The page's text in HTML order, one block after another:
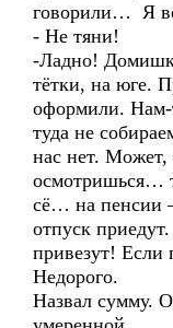
говорили… Я
- Не тяни!
-Ладно!
тётки, на юге.
оформили. Нам-
туда не
нас нет. Может,
осмотришься…
сё… на пенсии
отпуск
привезут! Если
Недорого.
Назвал сумму.